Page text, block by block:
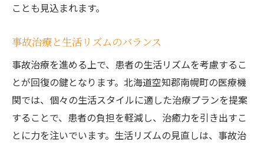
ことも見込まれます。
事故治療と生活リズムのバランス
事故治療を進める上で、患者の生活リズムを考慮するこ
とが回復の鍵となります。北海道空知郡南幌町の医療機
関では、個々の生活スタイルに適した治療プランを提案
することで、患者の負担を軽減し、治癒力を引き出すこ
とに力を注いでいます。生活リズムの見直しは、事故治